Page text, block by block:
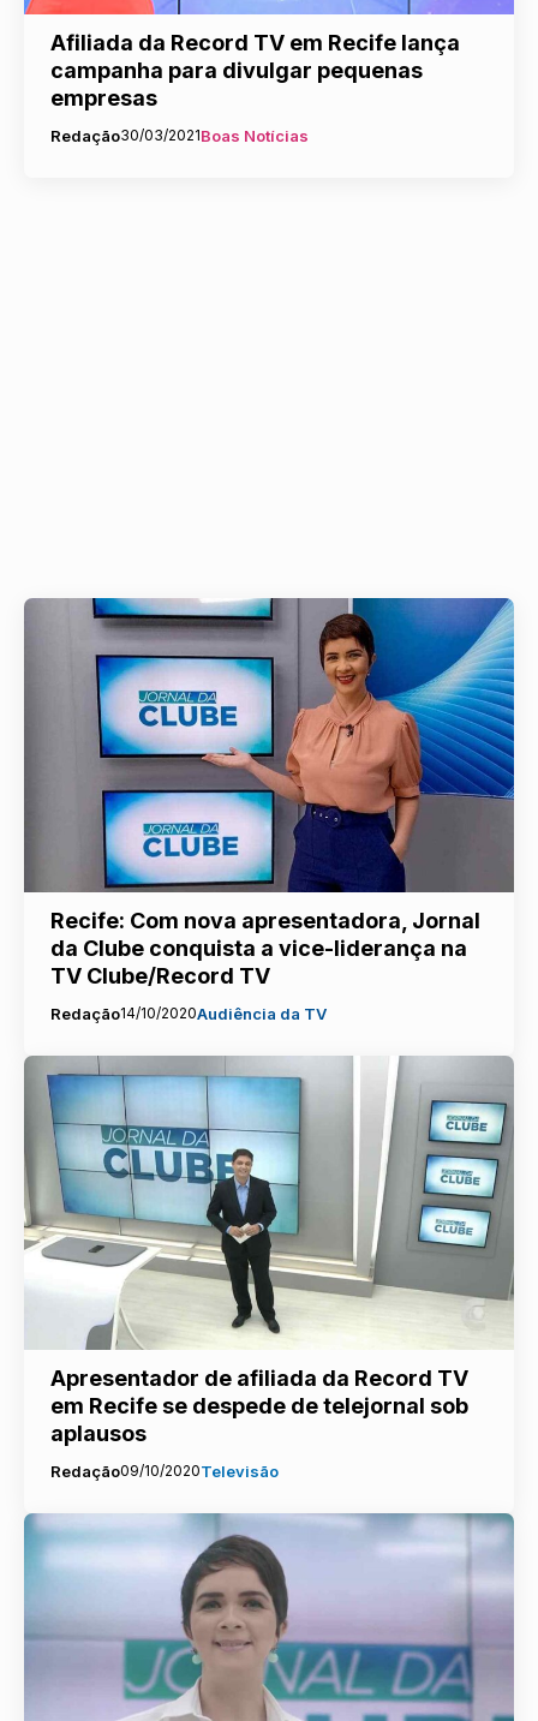
Afiliada da Record TV em Recife lança
campanha para divulgar pequenas
empresas
Redação30/03/2021Boas Notícias
Recife: Com nova apresentadora, Jornal
da Clube conquista a vice-liderança na
TV Clube/Record TV
Redação14/10/2020Audiência da TV
Apresentador de afiliada da Record TV
em Recife se despede de telejornal sob
aplausos
Redação09/10/2020Televisão